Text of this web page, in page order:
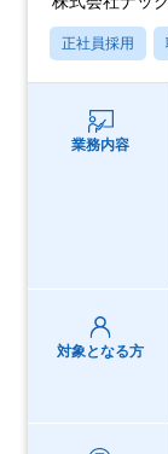
正社員採用
業務内容
対象となる方